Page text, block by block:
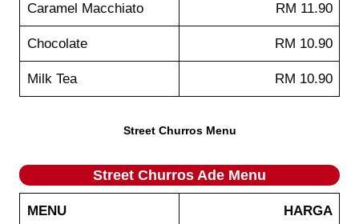
Caramel Macchiato RM 11.90
Chocolate RM 10.90
Milk Tea RM 10.90
Street Churros Menu
Street Churros Ade Menu
MENU HARGA